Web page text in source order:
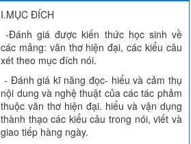
I.MỤC ĐÍCH
-Đánh giá được kiến thức học sinh về
các mảng: văn thơ hiện đại, các kiểu câu
xét theo mục đích nói.
- Đánh giá kĩ năng đọc- hiểu và cảm thụ
nội dung và nghệ thuật của các tác phảm
thuộc văn thơ hiện đại. hiểu và vận dụng
thành thạo các kiểu câu trong nói, viết và
giao tiếp hàng ngày.